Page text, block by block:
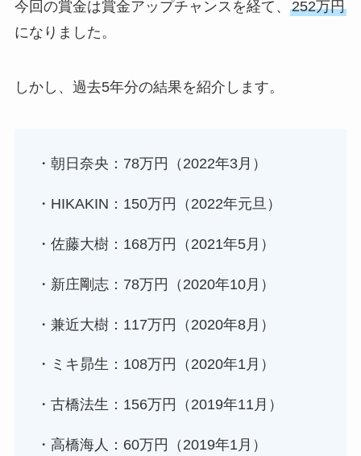
今回の賞金は賞金アップチャンスを経て、 252万円
になりました。
しかし、過去5年分の結果を紹介します。
・朝日奈央：78万円（2022年3月）
・HIKAKIN：150万円（2022年元旦）
・佐藤大樹：168万円（2021年5月）
・新庄剛志：78万円（2020年10月）
・兼近大樹：117万円（2020年8月）
・ミキ昴生：108万円（2020年1月）
・古橋法生：156万円（2019年11月）
・高橋海人：60万円（2019年1月）